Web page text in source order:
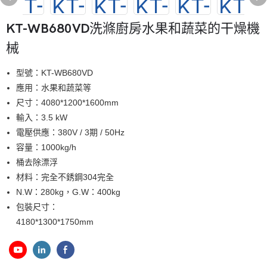
KT-WB680VD洗滌廚房水果和蔬菜的干燥機
械
型號：KT-WB680VD
應用：水果和蔬菜等
尺寸：4080*1200*1600mm
輸入：3.5 kW
電壓供應：380V / 3期 / 50Hz
容量：1000kg/h
桶去除漂浮
材料：完全不銹鋼304完全
N.W：280kg，G.W：400kg
包裝尺寸：
4180*1300*1750mm